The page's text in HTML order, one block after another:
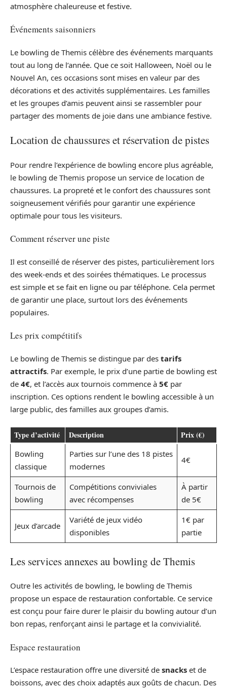
atmosphère chaleureuse et festive.
Événements saisonniers
Le bowling de Themis célèbre des événements marquants
tout au long de l’année. Que ce soit Halloween, Noël ou le
Nouvel An, ces occasions sont mises en valeur par des
décorations et des activités supplémentaires. Les familles
et les groupes d’amis peuvent ainsi se rassembler pour
partager des moments de joie dans une ambiance festive.
Location de chaussures et réservation de pistes
Pour rendre l’expérience de bowling encore plus agréable,
le bowling de Themis propose un service de location de
chaussures. La propreté et le confort des chaussures sont
soigneusement vérifiés pour garantir une expérience
optimale pour tous les visiteurs.
Comment réserver une piste
Il est conseillé de réserver des pistes, particulièrement lors
des week-ends et des soirées thématiques. Le processus
est simple et se fait en ligne ou par téléphone. Cela permet
de garantir une place, surtout lors des événements
populaires.
Les prix compétitifs
Le bowling de Themis se distingue par des tarifs
attractifs. Par exemple, le prix d’une partie de bowling est
de 4€, et l’accès aux tournois commence à 5€ par
inscription. Ces options rendent le bowling accessible à un
large public, des familles aux groupes d’amis.
Type d’activité Description Prix (€)
Bowling
classique
Parties sur l’une des 18 pistes
modernes
4€
Tournois de
bowling
Compétitions conviviales
avec récompenses
À partir
de 5€
Jeux d’arcade
Variété de jeux vidéo
disponibles
1€ par
partie
Les services annexes au bowling de Themis
Outre les activités de bowling, le bowling de Themis
propose un espace de restauration confortable. Ce service
est conçu pour faire durer le plaisir du bowling autour d’un
bon repas, renforçant ainsi le partage et la convivialité.
Espace restauration
L’espace restauration offre une diversité de snacks et de
boissons, avec des choix adaptés aux goûts de chacun. Des